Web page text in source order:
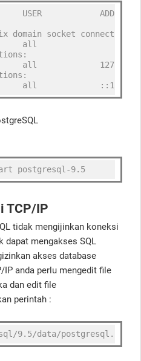
USER
socket connections
all
all
all             ::1/128
postgresql-9.5
TCP/IP
tidak mengijinkan koneksi
dapat mengakses SQL
akses database
anda perlu mengedit file
dan edit file
perintah :
9.5/data/postgresql.conf